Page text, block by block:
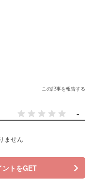
この記事を報告する
-
ません
ントをGET